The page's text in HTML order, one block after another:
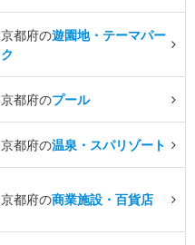
京都府の遊園地・テーマパー
ク
京都府のプール
京都府の温泉・スパリゾート
京都府の商業施設・百貨店